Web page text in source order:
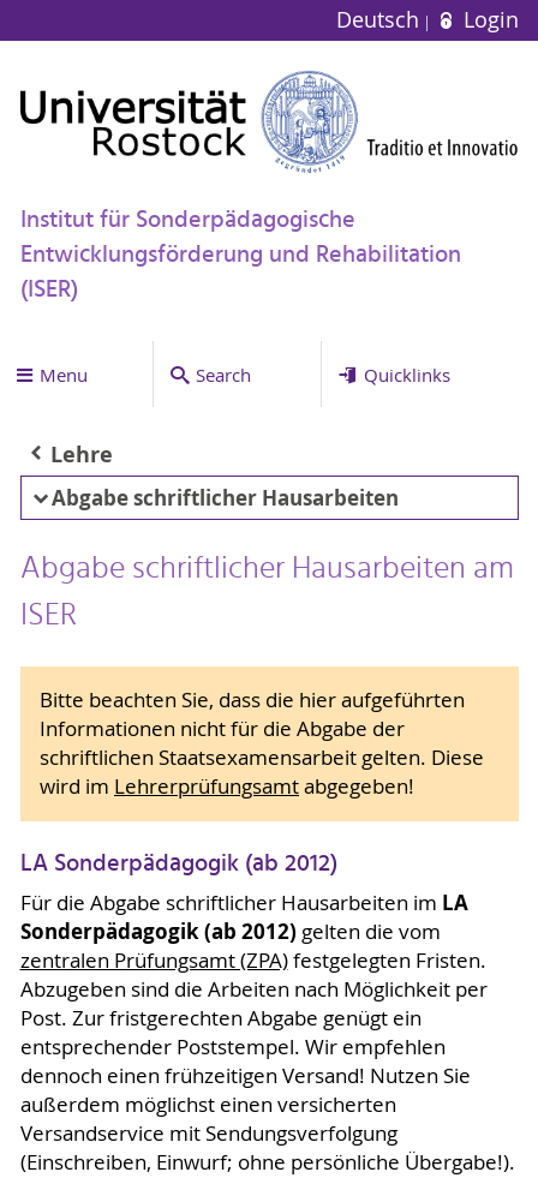
Deutsch Login
Institut für Sonderpädagogische
Entwicklungsförderung und Rehabilitation
(ISER)
Menu Search Quicklinks
Lehre
Abgabe schriftlicher Hausarbeiten
Abgabe schriftlicher Hausarbeiten am
ISER
Bitte beachten Sie, dass die hier aufgeführten
Informationen nicht für die Abgabe der
schriftlichen Staatsexamensarbeit gelten. Diese
wird im Lehrerprüfungsamtabgegeben!
LA Sonderpädagogik (ab 2012)
Für die Abgabe schriftlicher Hausarbeiten im LA
Sonderpädagogik (ab 2012) gelten die vom
zentralen Prüfungsamt (ZPA)festgelegten Fristen.
Abzugeben sind die Arbeiten nach Möglichkeit per
Post. Zur fristgerechten Abgabe genügt ein
entsprechender Poststempel. Wir empfehlen
dennoch einen frühzeitigen Versand! Nutzen Sie
außerdem möglichst einen versicherten
Versandservice mit Sendungsverfolgung
(Einschreiben, Einwurf; ohne persönliche Übergabe!).